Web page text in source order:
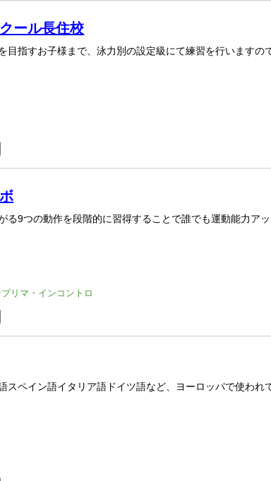
ール長住校
目指すお子様まで、泳力別の設定級にて練習を行いますの
る9つの動作を段階的に習得することで誰でも運動能力ア
リマ・インコントロ
スペイン語イタリア語ドイツ語など、ヨーロッパで使わ